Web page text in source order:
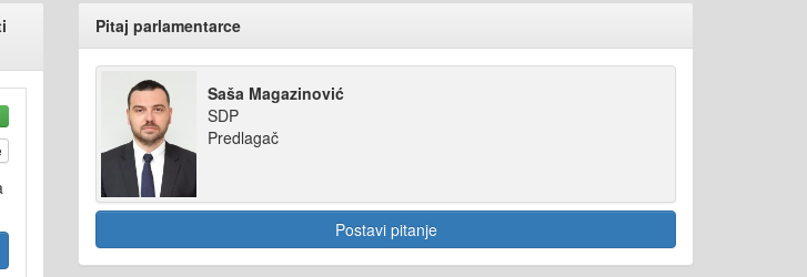
Pitaj parlamentarce
Saša Magazinović
SDP
Predlagač
Postavi pitanje